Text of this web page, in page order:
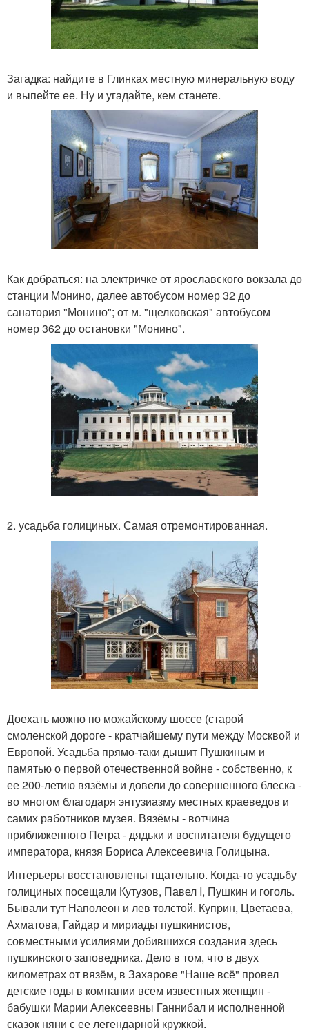
Загадка: найдите в Глинках местную минеральную воду
и выпейте ее. Ну и угадайте, кем станете.
Как добраться: на электричке от ярославского вокзала до
станции Монино, далее автобусом номер 32 до
санатория "Монино"; от м. "щелковская" автобусом
номер 362 до остановки "Монино".
2. усадьба голициных. Самая отремонтированная.
Доехать можно по можайскому шоссе (старой
смоленской дороге - кратчайшему пути между Москвой и
Европой. Усадьба прямо-таки дышит Пушкиным и
памятью о первой отечественной войне - собственно, к
ее 200-летию вязёмы и довели до совершенного блеска -
во многом благодаря энтузиазму местных краеведов и
самих работников музея. Вязёмы - вотчина
приближенного Петра - дядьки и воспитателя будущего
императора, князя Бориса Алексеевича Голицына.
Интерьеры восстановлены тщательно. Когда-то усадьбу
голициных посещали Кутузов, Павел I, Пушкин и гоголь.
Бывали тут Наполеон и лев толстой. Куприн, Цветаева,
Ахматова, Гайдар и мириады пушкинистов,
совместными усилиями добившихся создания здесь
пушкинского заповедника. Дело в том, что в двух
километрах от вязём, в Захарове "Наше всё" провел
детские годы в компании всем известных женщин -
бабушки Марии Алексеевны Ганнибал и исполненной
сказок няни с ее легендарной кружкой.